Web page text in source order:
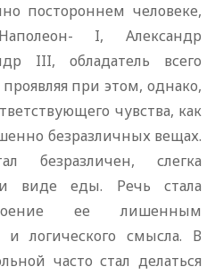
постороннем человеке,
I, Александр
III, обладатель всего
при этом, однако,
чувства, как
безразличных вещах.
безразличен, слегка
виде еды. Речь стала
ее лишенным
и логического смысла. В
часто стал делаться